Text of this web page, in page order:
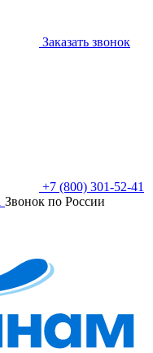
Заказать звонок
+7 (800) 301-52-41
Звонок по России